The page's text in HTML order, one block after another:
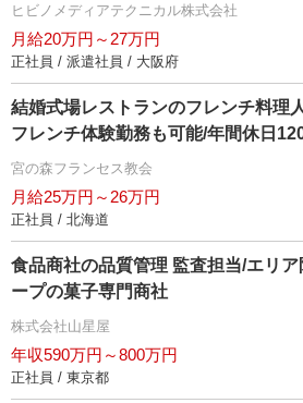
ヒビノメディアテクニカル株式会社
月給20万円～27万円
正社員 / 派遣社員 / 大阪府
結婚式場レストランのフレンチ料理
フレンチ体験勤務も可能/年間休日
宮の森フランセス教会
月給25万円～26万円
正社員 / 北海道
食品商社の品質管理 監査担当/エリ
ープの菓子専門商社
株式会社山星屋
年収590万円～800万円
正社員 / 東京都